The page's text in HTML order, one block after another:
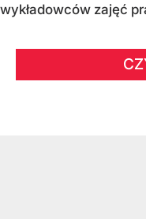
wykładowców zajęć